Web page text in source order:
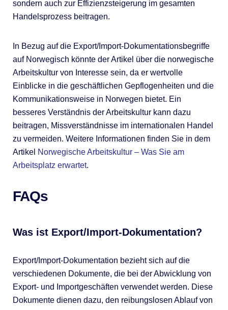
sondern auch zur Effizienzsteigerung im gesamten
Handelsprozess beitragen.
In Bezug auf die Export/Import-Dokumentationsbegriffe
auf Norwegisch könnte der Artikel über die norwegische
Arbeitskultur von Interesse sein, da er wertvolle
Einblicke in die geschäftlichen Gepflogenheiten und die
Kommunikationsweise in Norwegen bietet. Ein
besseres Verständnis der Arbeitskultur kann dazu
beitragen, Missverständnisse im internationalen Handel
zu vermeiden. Weitere Informationen finden Sie in dem
Artikel Norwegische Arbeitskultur – Was Sie am
Arbeitsplatz erwartet.
FAQs
Was ist Export/Import-Dokumentation?
Export/Import-Dokumentation bezieht sich auf die
verschiedenen Dokumente, die bei der Abwicklung von
Export- und Importgeschäften verwendet werden. Diese
Dokumente dienen dazu, den reibungslosen Ablauf von